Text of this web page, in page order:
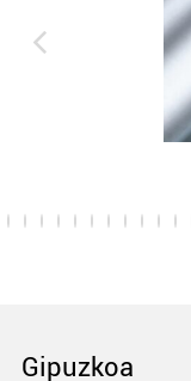
Gipuzkoa